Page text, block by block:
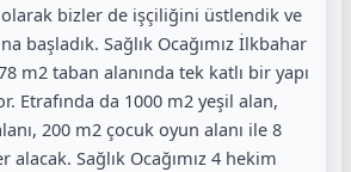
bizler de işçiliğini üstlendik ve
başladık. Sağlık Ocağımız İlkbahar
m2 taban alanında tek katlı bir yapı
Etrafında da 1000 m2 yeşil alan,
200 m2 çocuk oyun alanı ile 8
alacak. Sağlık Ocağımız 4 hekim